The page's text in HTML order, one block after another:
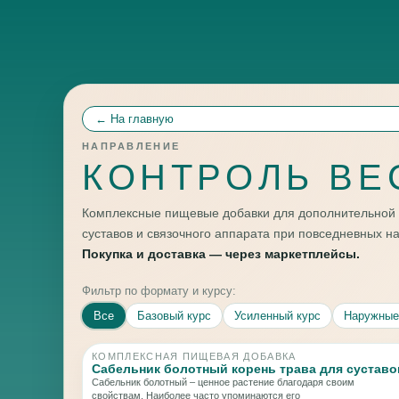
← На главную
НАПРАВЛЕНИЕ
КОНТРОЛЬ
Комплексные пищевые добавки для дополнительной
суставов и связочного аппарата при повседневных
Покупка и доставка — через маркетплейсы.
Фильтр по формату и курсу:
Все
Базовый курс Усиленный курс
КОМПЛЕКСНАЯ ПИЩЕВАЯ ДОБАВКА
Сабельник болотный корень трава для
Сабельник болотный – ценное растение благодаря своим
свойствам. Наиболее часто упоминаются его